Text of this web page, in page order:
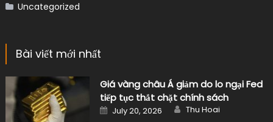
Uncategorized
Bài viết mới nhất
Giá vàng châu Á giảm do lo ngại Fed
tiếp tục thắt chặt chính sách
Posted
on
July 20, 2026 Author
Thu Hoai